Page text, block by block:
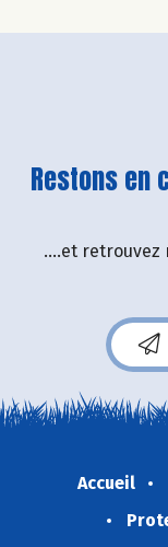
Restons en
....et retrouvez
Accueil